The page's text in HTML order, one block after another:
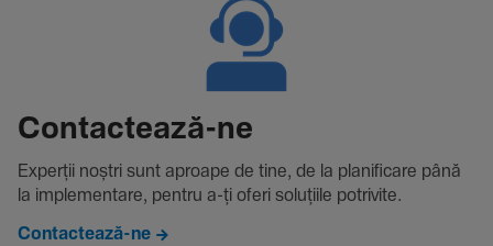
Contac­tează-ne
Experții noștri sunt aproape de tine, de la plani­fi­care până
la imple­men­tare, pentru a-ți oferi solu­țiile potri­vite.
Contactează-ne